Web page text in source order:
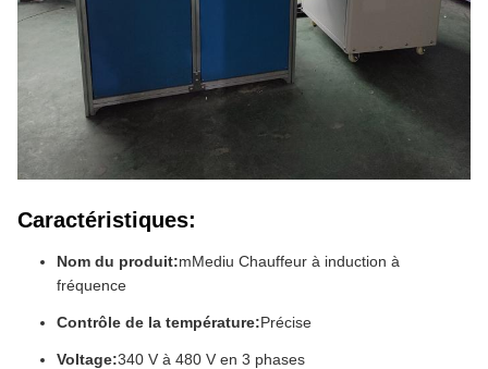
Caractéristiques:
Nom du produit:mMediu Chauffeur à induction à
fréquence
Contrôle de la température:Précise
Voltage:340 V à 480 V en 3 phases